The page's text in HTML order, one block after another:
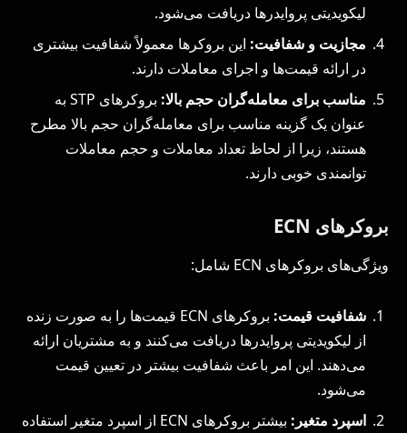
لیکویدیتی پروایدرها دریافت می‌شود.
مجازیت و شفافیت: این بروکرها معمولاً شفافیت بیشتری
در ارائه قیمت‌ها و اجرای معاملات دارند.
مناسب برای معامله‌گران حجم بالا:
بروکرهای STP به
عنوان یک گزینه مناسب برای معامله‌گران حجم بالا مطرح
هستند، زیرا از لحاظ تعداد معاملات و حجم معاملات
توانمندی خوبی دارند.
بروکرهای ECN
ویژگی‌های بروکرهای ECN شامل:
شفافیت قیمت:
بروکرهای ECN قیمت‌ها را به صورت زنده
از لیکویدیتی پروایدرها دریافت می‌کنند و به مشتریان ارائه
می‌دهند. این امر باعث شفافیت بیشتر در تعیین قیمت
می‌شود.
اسپرد متغیر:
بیشتر بروکرهای ECN از اسپرد متغیر استفاده